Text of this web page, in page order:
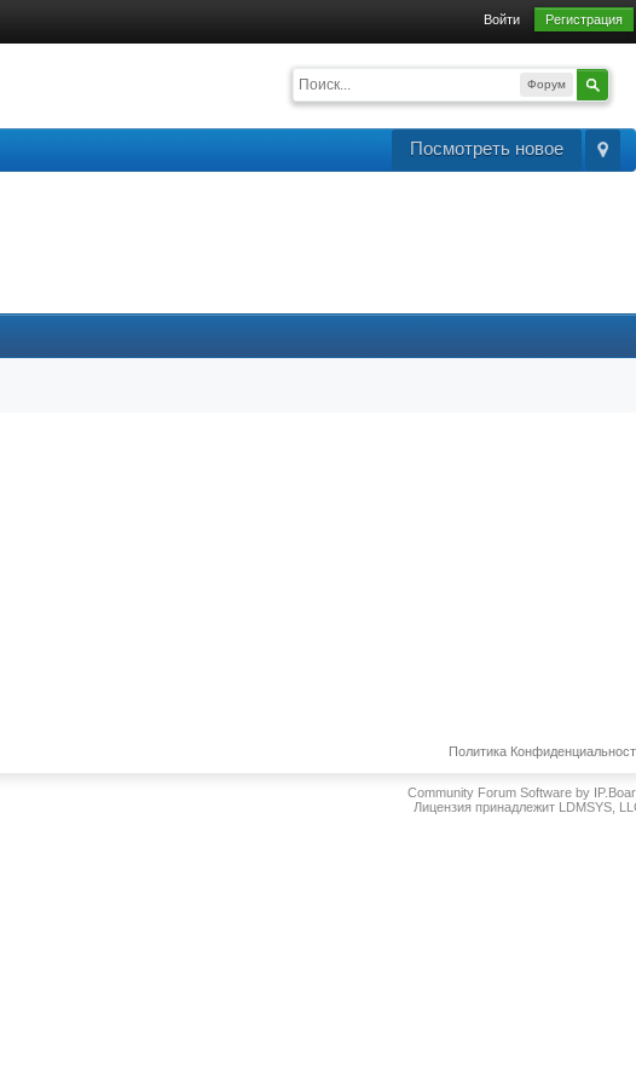
Войти Регистрация
Форум
Посмотреть новое
Политика
Community Forum Software by
Лицензия принадлежит LDMSYS,